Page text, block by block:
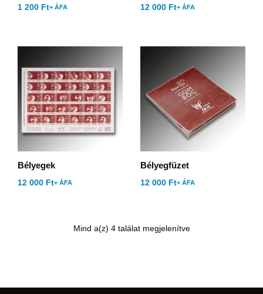
1 200 Ft+ ÁFA 12 000 Ft+ ÁFA
Bélyegek
12 000 Ft+ ÁFA
Bélyegfüzet
12 000 Ft+ ÁFA
Mind a(z) 4 találat megjelenítve